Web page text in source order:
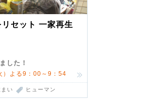
セット 一家再生
した！
）よる9：00～9：54
い ヒューマン